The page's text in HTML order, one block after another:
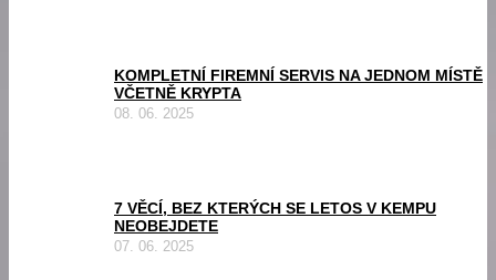
KOMPLETNÍ FIREMNÍ SERVIS NA JEDNOM MÍSTĚ
VČETNĚ KRYPTA
08. 06. 2025
7 VĚCÍ, BEZ KTERÝCH SE LETOS V KEMPU
NEOBEJDETE
07. 06. 2025